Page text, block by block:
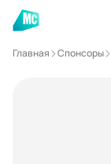
Главная Спонсоры